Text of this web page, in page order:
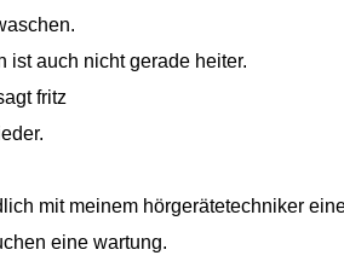
ist auch nicht gerade heiter.
fritz
mit meinem hörgerätetechniker
eine wartung.